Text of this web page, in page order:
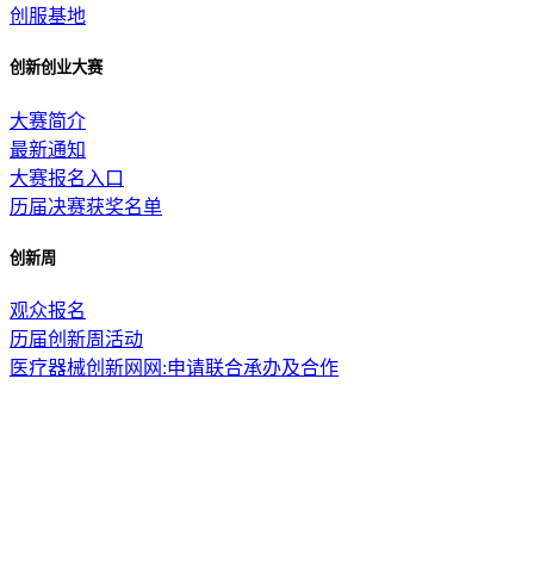
创服基地
创新创业大赛
大赛简介
最新通知
大赛报名入口
历届决赛获奖名单
创新周
观众报名
历届创新周活动
医疗器械创新网网:申请联合承办及合作